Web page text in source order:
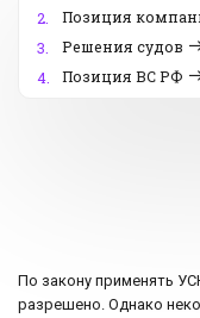
2.
Позиция
3.
Решения судов
4.
Позиция ВС РФ
По закону применять
разрешено. Однако